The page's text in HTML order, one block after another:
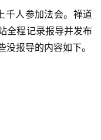
千人参加法会。禅道
全程记录报导并发布
报导的内容如下。